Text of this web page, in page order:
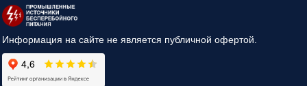
Информация на сайте не является публичной офертой.